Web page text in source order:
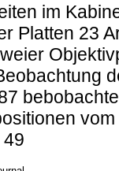
im
Platten 23